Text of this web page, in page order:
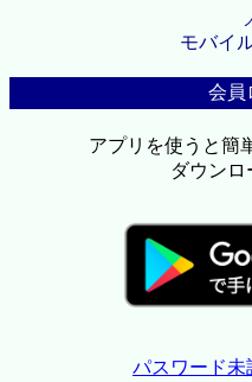
モバイ
会員
アプリを使うと簡
ダウンロ
パスワード未